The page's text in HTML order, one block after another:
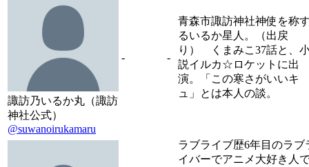
諏訪乃いるか丸（諏訪
神社公式）
@suwanoirukamaru
- -
青森市諏訪神社神使を称
るいるか星人。（出戻
り） くまみこ37話と、
説イルカ☆ロケットに出
演。「この寒さがいいキ
ュ」とは本人の談。
ラブライブ歴6年目のラブ
イバーでアニメ大好き人